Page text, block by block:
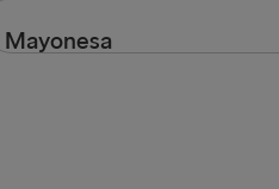
Mayonesa